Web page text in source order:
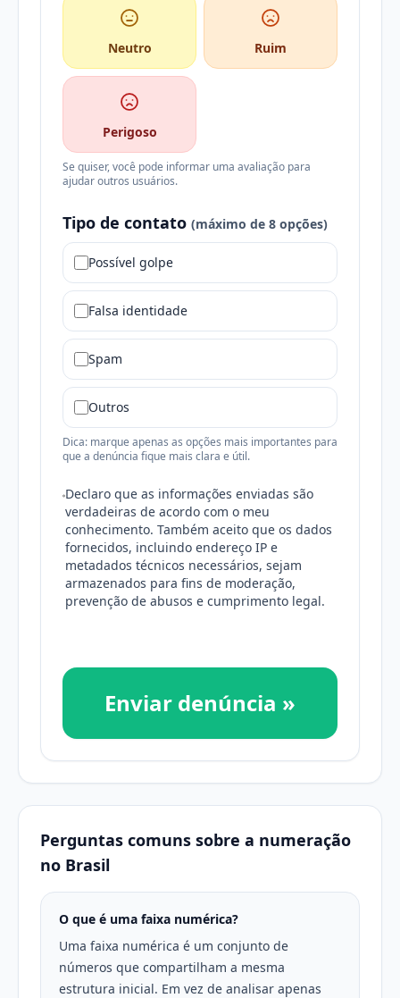
Neutro Ruim
Perigoso
Se quiser, você pode informar uma avaliação para
ajudar outros usuários.
Tipo de contato (máximo de 8 opções)
Possível golpe
Falsa identidade
Spam
Outros
Dica: marque apenas as opções mais importantes para
que a denúncia fique mais clara e útil.
Declaro que as informações enviadas são
verdadeiras de acordo com o meu
conhecimento. Também aceito que os dados
fornecidos, incluindo endereço IP e
metadados técnicos necessários, sejam
armazenados para fins de moderação,
prevenção de abusos e cumprimento legal.
Enviar denúncia »
Perguntas comuns sobre a numeração
no Brasil
O que é uma faixa numérica?
Uma faixa numérica é um conjunto de
números que compartilham a mesma
estrutura inicial. Em vez de analisar apenas